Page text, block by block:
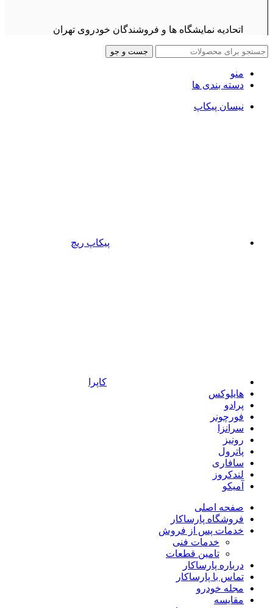
اتحادیه نمایشگاه ها و فروشندگان خودروی تهران
جست و جو
منو
دسته بندی ها
نیسان پیکاپ
پیکاپ ریچ
کاپرا
هایلوکس
پرادو
فورچونر
سرانزا
رونیز
پاترول
سافاری
لندکروز
آمیکو
صفحه اصلی
فروشگاه پارساکار
خدمات پس از فروش
خدمات فنی
تامین قطعات
درباره پارساکار
تماس با پارساکار
مجله خودرو
مقایسه